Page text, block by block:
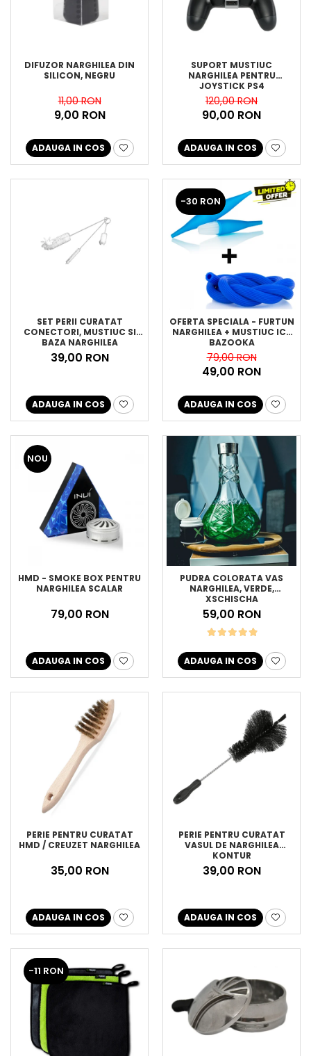
DIFUZOR NARGHILEA DIN
SILICON, NEGRU
11,00 RON
9,00 RON
ADAUGA IN COS
SUPORT MUSTIUC
NARGHILEA PENTRU
JOYSTICK PS4
120,00 RON
90,00 RON
ADAUGA IN COS
SET PERII CURATAT
CONECTORI, MUSTIUC SI
BAZA NARGHILEA
39,00 RON
ADAUGA IN COS
-30 RON
OFERTA SPECIALA - FURTUN
NARGHILEA + MUSTIUC ICE
BAZOOKA
79,00 RON
49,00 RON
ADAUGA IN COS
NOU
HMD - SMOKE BOX PENTRU
NARGHILEA SCALAR
79,00 RON
ADAUGA IN COS
PUDRA COLORATA VAS
NARGHILEA, VERDE,
XSCHISCHA
59,00 RON
ADAUGA IN COS
PERIE PENTRU CURATAT
HMD / CREUZET NARGHILEA
35,00 RON
ADAUGA IN COS
PERIE PENTRU CURATAT
VASUL DE NARGHILEA
KONTUR
39,00 RON
ADAUGA IN COS
-11 RON